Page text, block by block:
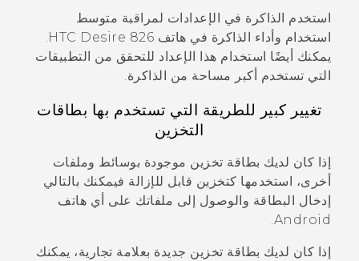
استخدم الذاكرة في الإعدادات لمراقبة متوسط
استخدام وأداء الذاكرة في هاتف HTC Desire 826
.
يمكنك أيضًا استخدام هذا الإعداد للتحقق من التطبيقات
التي تستخدم أكبر مساحة من الذاكرة.
تغيير كبير للطريقة التي تستخدم بها بطاقات
التخزين
إذا كان لديك بطاقة تخزين موجودة بوسائط وملفات
أخرى، استخدمها كتخزين قابل للإزالة فيمكنك بالتالي
إدخال البطاقة والوصول إلى ملفاتك على أي هاتف
Android
.
إذا كان لديك بطاقة تخزين جديدة بعلامة تجارية، يمكنك